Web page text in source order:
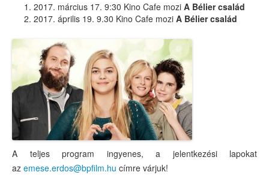
Tabu
Mélyvíz
Ünnepek, emléknapok
Az 1956-os forradalom ünnepe – október 23.
Karácsony – december 24.
A Magyar Kultúra Napja – január 22.
A Holokauszt Nemzetközi Emléknapja – január 27.
2017. március 17. 9:30 Kino Cafe mozi A Bélier család
2017. április 19. 9.30 Kino Cafe mozi A Bélier család
A teljes program ingyenes, a jelentkezési lapokat
az emese.erdos@bpfilm.hu címre várjuk!